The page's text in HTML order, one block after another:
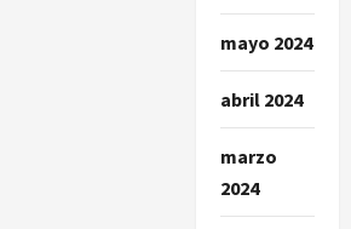
mayo 2024
abril 2024
marzo
2024